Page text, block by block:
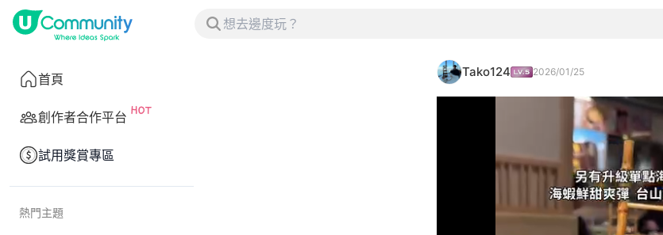
首頁
創作者合作平台
試用獎賞專區
熱門主題
Tako124 2026/01/25